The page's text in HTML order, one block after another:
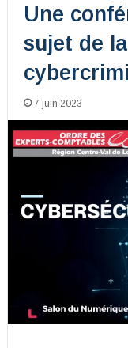
Une
sujet de
7 juin 2023